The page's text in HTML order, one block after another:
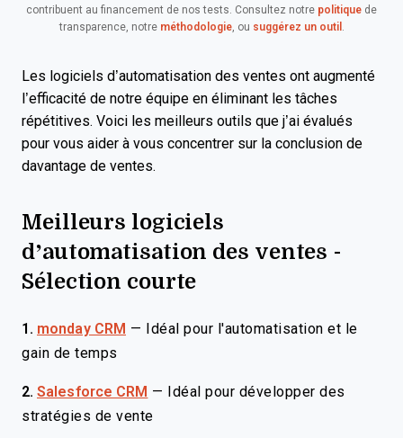
contribuent au financement de nos tests. Consultez notre politique de
transparence, notre méthodologie, ou suggérez un outil .
Les logiciels d’automatisation des ventes ont augmenté
l’efficacité de notre équipe en éliminant les tâches
répétitives. Voici les meilleurs outils que j’ai évalués
pour vous aider à vous concentrer sur la conclusion de
davantage de ventes.
Meilleurs logiciels
d’automatisation des ventes -
Sélection courte
1. monday CRM —
Idéal pour l'automatisation et le
gain de temps
2. Salesforce CRM —
Idéal pour développer des
stratégies de vente